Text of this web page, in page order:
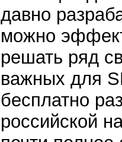
давно
можно
решать ряд
важных для
бесплатно
российской